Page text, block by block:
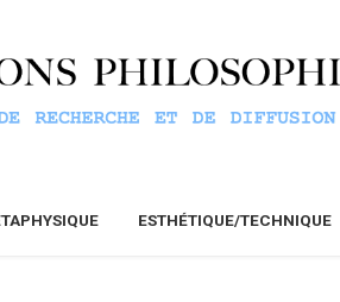
ESTHÉTIQUE/TECHNIQUE